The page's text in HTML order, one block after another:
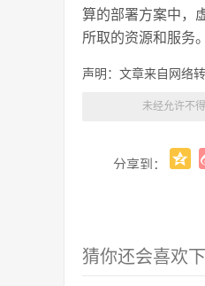
算的部署方案中，
所取的资源和服务
声明：文章来自网络
未经允许不
分享到：
猜你还会喜欢